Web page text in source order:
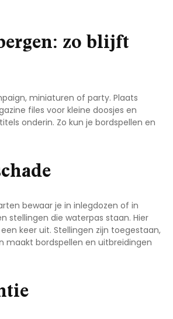
zo blijft
miniaturen of party. Plaats
files voor kleine doosjes en
onderin. Zo kun je bordspellen en
bewaar je in inlegdozen of in
stellingen die waterpas staan. Hier
keer uit. Stellingen zijn toegestaan,
maakt bordspellen en uitbreidingen